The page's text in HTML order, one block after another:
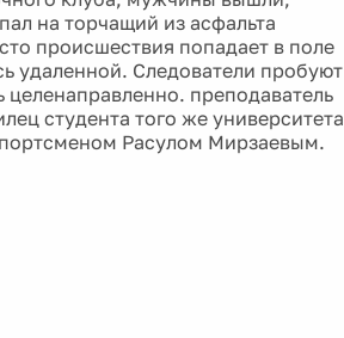
на торчащий из асфальта
происшествия попадает в поле
удаленной. Следователи пробуют
целенаправленно. преподаватель
студента того же университета
Расулом Мирзаевым.